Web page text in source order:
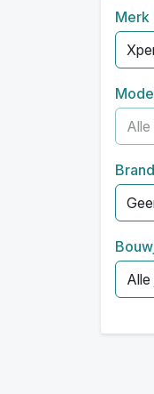
Merk
Alle
Alle